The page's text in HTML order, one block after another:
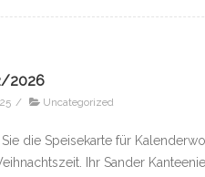
2026
/ Uncategorized
die Speisekarte für
Ihr Sander